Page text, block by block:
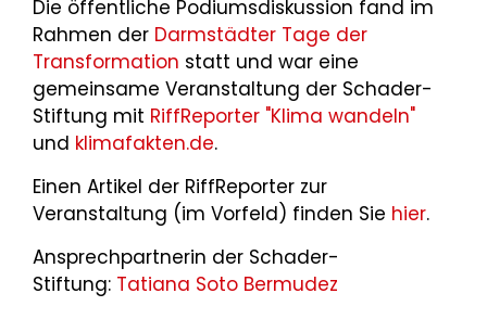
Die öffentliche Podiumsdiskussion fand im
Rahmen der Darmstädter Tage der
Transformation statt und war eine
gemeinsame Veranstaltung der Schader-
Stiftung mit RiffReporter "Klima wandeln"
und klimafakten.de.
Einen Artikel der RiffReporter zur
Veranstaltung (im Vorfeld) finden Sie hier.
Ansprechpartnerin der Schader-
Stiftung: Tatiana Soto Bermudez